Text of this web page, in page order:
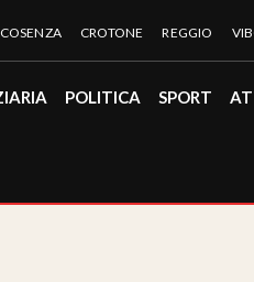
COSENZA CROTONE REGGIO
POLITICA SPORT